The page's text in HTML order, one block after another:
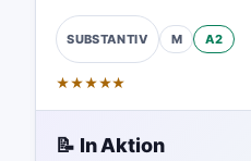
SUBSTANTIV M A2
★★★★★
📝 In Aktion